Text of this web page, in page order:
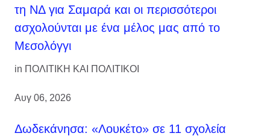
τη ΝΔ για Σαμαρά και οι περισσότεροι
ασχολούνται με ένα μέλος μας από το
Μεσολόγγι
in ΠΟΛΙΤΙΚΗ ΚΑΙ ΠΟΛΙΤΙΚΟΙ
Αυγ 06, 2026
Δωδεκάνησα: «Λουκέτο» σε 11 σχολεία